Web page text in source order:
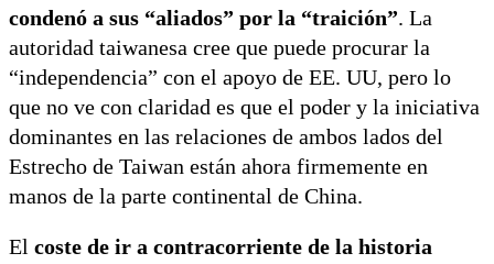
condenó a sus “aliados” por la “traición”. La
autoridad taiwanesa cree que puede procurar la
“independencia” con el apoyo de EE. UU, pero lo
que no ve con claridad es que el poder y la iniciativa
dominantes en las relaciones de ambos lados del
Estrecho de Taiwan están ahora firmemente en
manos de la parte continental de China.
El coste de ir a contracorriente de la historia